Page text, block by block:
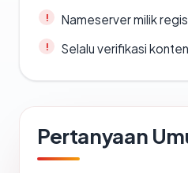
Nameserver milik
Selalu verifikasi
Pertanyaan